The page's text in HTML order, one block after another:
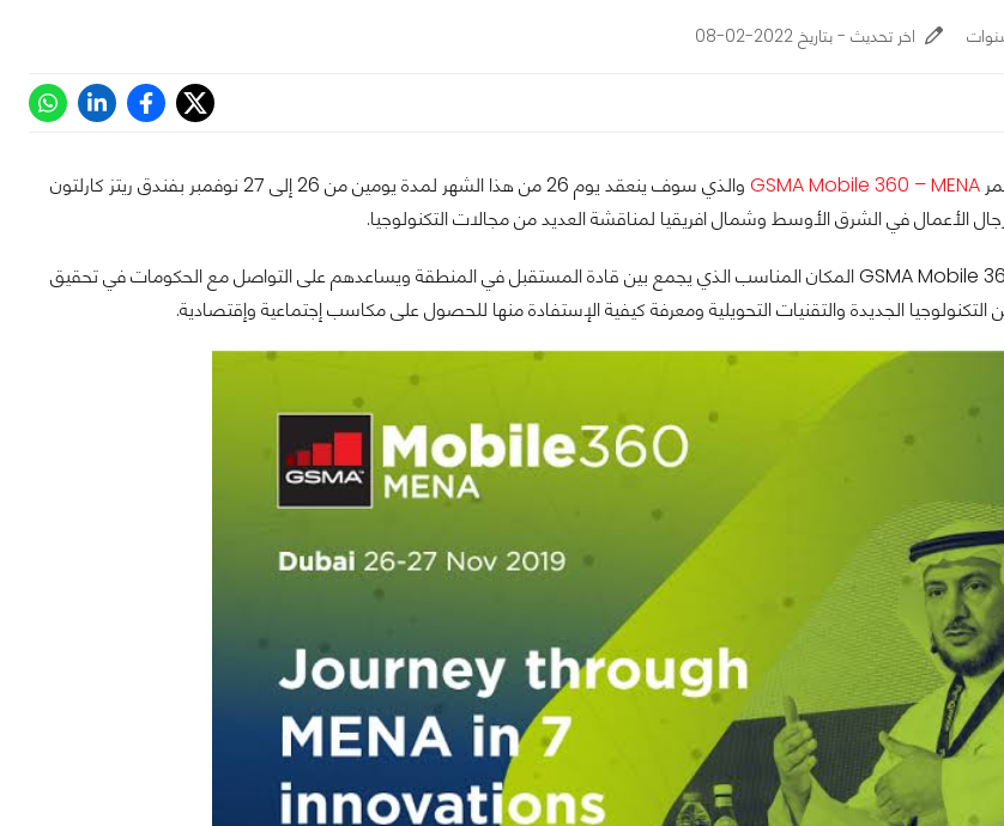
اخر تحديث - بتاريخ 2022-02-08
GSMA Mobile 360 – MENA
والذي سوف ينعقد يوم 26 من هذا الشهر لمدة يومين من 26 إلى 27 نوفمبر بفندق ريتز كارلتون
الأعمال في الشرق الأوسط وشمال افريقيا لمناقشة العديد من مجالات التكنولوجيا.
ويعتبر مؤتمر GSMA Mobile 360 – MENA المكان المناسب الذي يجمع بين قادة المستقبل في المنطقة ويساعدهم على التواصل مع الحكومات في تحقيق
الجديدة والتقنيات التحويلية ومعرفة كيفية الإستفادة منها للحصول على مكاسب إجتماعية وإقتصادية.